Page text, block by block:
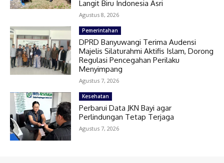
Langit Biru Indonesia Asri
Agustus 8, 2026
Pemerintahan
DPRD Banyuwangi Terima Audensi
Majelis Silaturahmi Aktifis Islam, Dorong
Regulasi Pencegahan Perilaku
Menyimpang
Agustus 7, 2026
Kesehatan
Perbarui Data JKN Bayi agar
Perlindungan Tetap Terjaga
Agustus 7, 2026